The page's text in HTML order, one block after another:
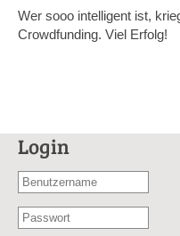
Wer sooo intelligent ist,
Crowdfunding. Viel Erfolg!
Login
Benutzername
E-
Passwort